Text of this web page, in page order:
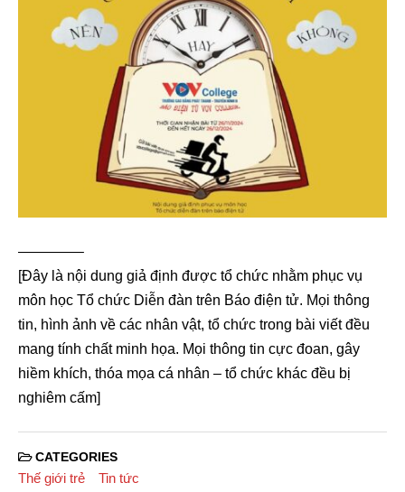
————–
[Đây là nội dung giả định được tổ chức nhằm phục vụ
môn học Tổ chức Diễn đàn trên Báo điện tử. Mọi thông
tin, hình ảnh về các nhân vật, tổ chức trong bài viết đều
mang tính chất minh họa. Mọi thông tin cực đoan, gây
hiềm khích, thóa mọa cá nhân – tổ chức khác đều bị
nghiêm cấm]
CATEGORIES
Thế giới trẻ Tin tức